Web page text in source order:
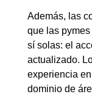
Además, las
que las
sí solas: el
actualizado.
experiencia
dominio de